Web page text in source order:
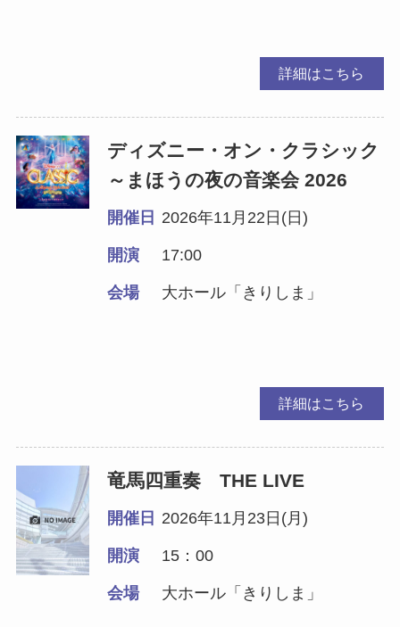
詳細はこちら
ディズニー・オン・クラシック
～まほうの夜の音楽会 2026
開催日 2026年11月22日(日)
開演 17:00
会場 大ホール「きりしま」
詳細はこちら
竜馬四重奏 THE LIVE
開催日 2026年11月23日(月)
開演 15：00
会場 大ホール「きりしま」